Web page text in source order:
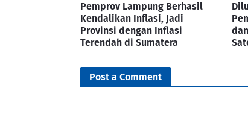
Pemprov Lampung Berhasil
Kendalikan Inflasi, Jadi
Provinsi dengan Inflasi
Terendah di Sumatera
Post a Comment